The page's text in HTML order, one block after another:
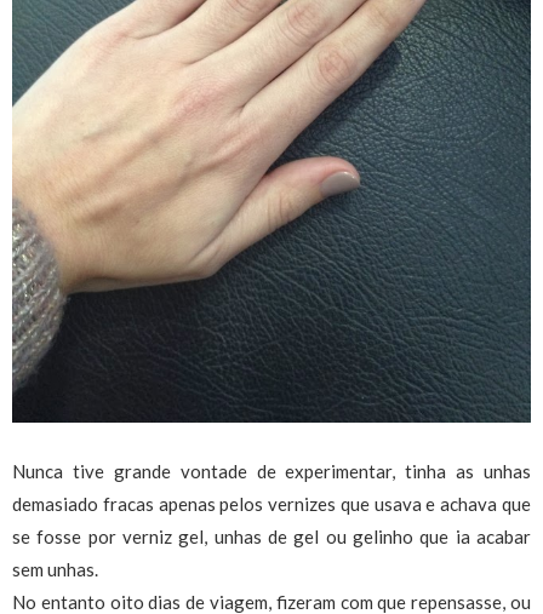
Nunca tive grande vontade de experimentar, tinha as unhas
demasiado fracas apenas pelos vernizes que usava e achava que
se fosse por verniz gel, unhas de gel ou gelinho que ia acabar
sem unhas.
No entanto oito dias de viagem, fizeram com que repensasse, ou